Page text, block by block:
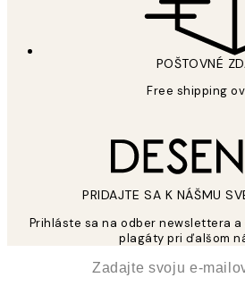
POŠTOVNÉ
Free shipping
PRIDAJTE SA K NÁŠMU
Prihláste sa na odber newslettera a
plagáty pri ďalšom